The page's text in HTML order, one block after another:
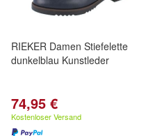
RIEKER Damen Stiefelette
dunkelblau Kunstleder
74,95 €
Kostenloser Versand